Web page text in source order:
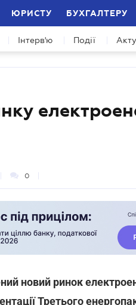
ЮРИСТУ БУХГАЛТЕРУ
Інтерв'ю Події
0
новий ринок
Третього